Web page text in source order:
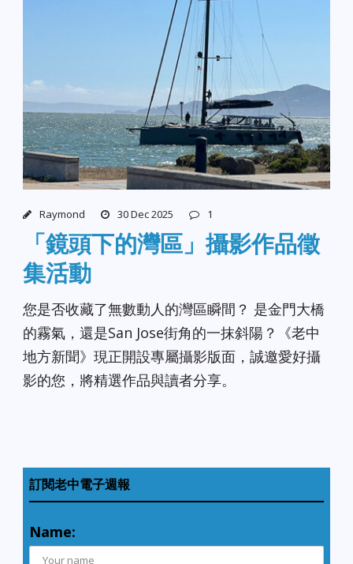
Raymond 30 Dec 2025 1
「鏡頭下的灣區」攝影作品徵
集活動
您是否收藏了無數動人的灣區瞬間？ 是金門大橋
的霧氣，還是San Jose街角的一抹斜陽？《老中
地方新聞》現正開設專屬攝影版面，誠邀愛好攝
影的您，將精選作品與讀者分享。
訂閱老中電子週報
Name: